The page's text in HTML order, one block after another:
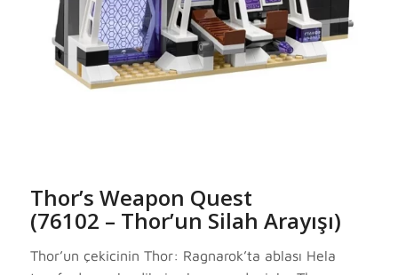
Thor’s Weapon Quest
(76102 – Thor’un Silah Arayışı)
Thor’un çekicinin Thor: Ragnarok’ta ablası Hela